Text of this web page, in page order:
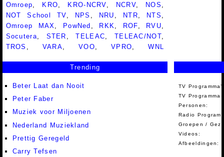
Omroep
KRO KRO-NCRV NCRV NOS
NOT School TV
NPS NRU NTR NTS
Omroep MAX
PowNed RKK ROF RVU
Socutera
STER ,TELEAC TELEAC/NOT
TROS
VARA ,VOO ,VPRO ,WNL
Trending
Beter Laat dan Nooit
Peter Faber
Muziek voor Miljoenen
Nederland Muziekland
Prettig Geregeld
Carry Tefsen
TV
TV Programma
Personen:
Radio
Groepen /
Videos:
Afbeeldingen: